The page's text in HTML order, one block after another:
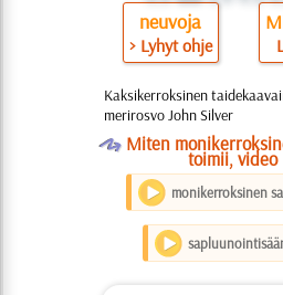
neuvoja
> Lyhyt ohje
Kaksikerroksinen
merirosvo John Silver
OMiten
toimii, video
monikerroksinen